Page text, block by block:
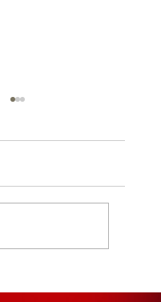
e Virtual no